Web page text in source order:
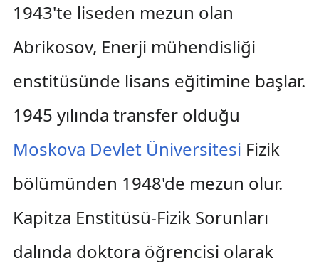
1943'te liseden mezun olan
Abrikosov, Enerji mühendisliği
enstitüsünde lisans eğitimine başlar.
1945 yılında transfer olduğu
Moskova Devlet Üniversitesi Fizik
bölümünden 1948'de mezun olur.
Kapitza Enstitüsü-Fizik Sorunları
dalında doktora öğrencisi olarak